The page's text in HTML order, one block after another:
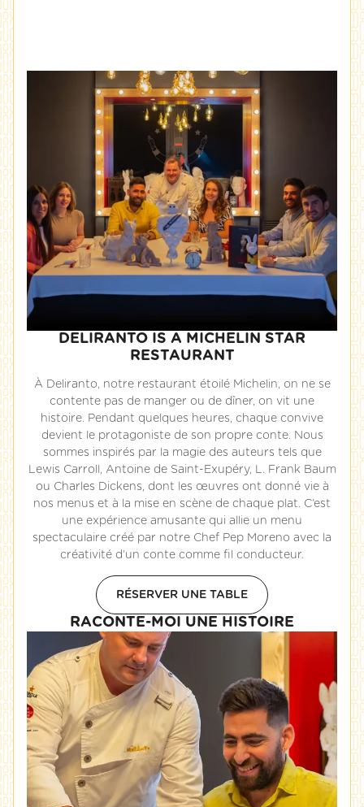
DELIRANTO IS A MICHELIN STAR
RESTAURANT
À Deliranto, notre restaurant étoilé Michelin, on ne se
contente pas de manger ou de dîner, on vit une
histoire. Pendant quelques heures, chaque convive
devient le protagoniste de son propre conte. Nous
sommes inspirés par la magie des auteurs tels que
Lewis Carroll, Antoine de Saint-Exupéry, L. Frank Baum
ou Charles Dickens, dont les œuvres ont donné vie à
nos menus et à la mise en scène de chaque plat. C’est
une expérience amusante qui allie un menu
spectaculaire créé par notre Chef Pep Moreno avec la
créativité d’un conte comme fil conducteur.
RÉSERVER UNE TABLE
RACONTE-MOI UNE HISTOIRE